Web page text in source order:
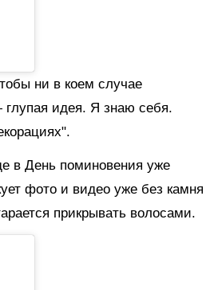
ни в коем случае
идея. Я знаю себя.
в День поминовения уже
фото и видео уже без камня
прикрывать волосами.